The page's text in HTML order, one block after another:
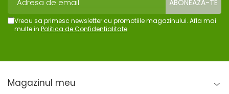
Vreau sa primesc newsletter cu promotiile magazinului. Afla mai
multe in Politica de Confidentialitate
Magazinul meu